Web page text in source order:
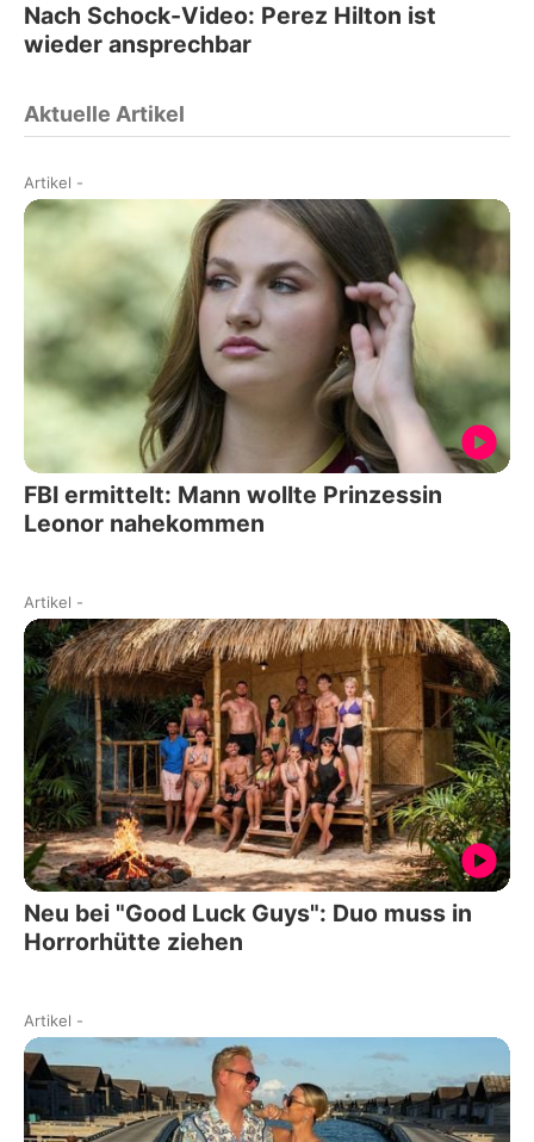
Nach Schock-Video: Perez Hilton ist
wieder ansprechbar
Aktuelle Artikel
Artikel -
FBI ermittelt: Mann wollte Prinzessin
Leonor nahekommen
Artikel -
Neu bei "Good Luck Guys": Duo muss in
Horrorhütte ziehen
Artikel -